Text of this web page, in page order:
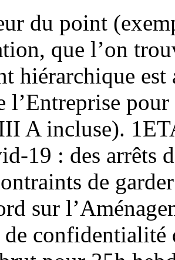
du point
que l’on
hiérarchique est
l’Entreprise pour
A incluse).
19 : des arrêts
de
sur
confidentialité